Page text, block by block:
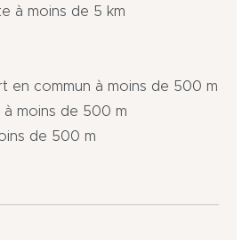
à moins de 5 km
en commun à moins de 500 m
à moins de 500 m
de 500 m